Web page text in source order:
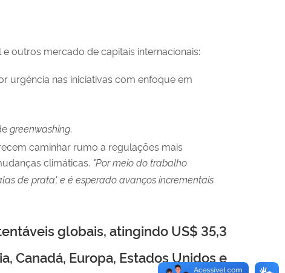
outros mercado de capitais internacionais:
urgência nas iniciativas com enfoque em
greenwashing.
caminhar rumo a regulações mais
climáticas. "Por meio do trabalho
de prata', e é esperado avanços incrementais
globais, atingindo US$ 35,3
Canadá, Europa, Estados Unidos e